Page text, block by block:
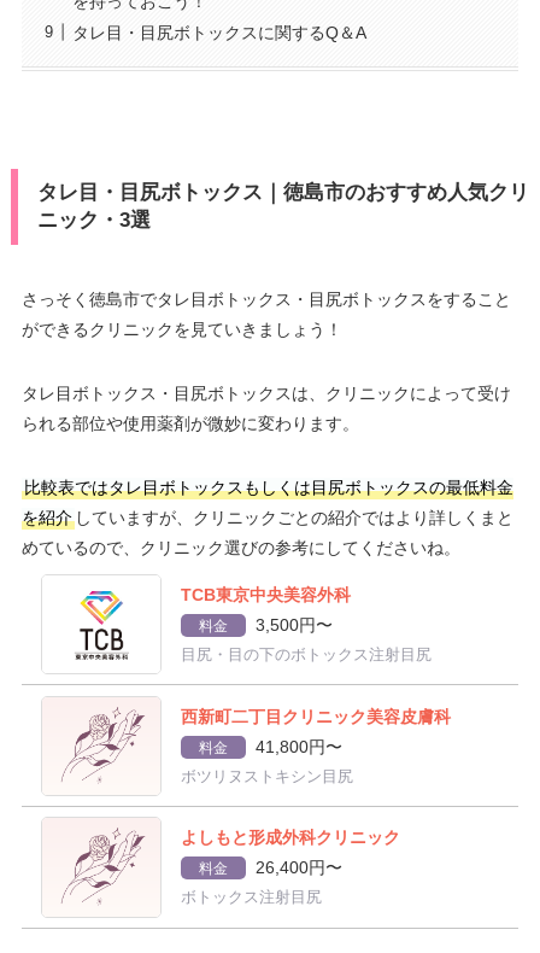
タレ目・目尻ボトックスに関するQ＆A
タレ目・目尻ボトックス｜徳島市のおすすめ人気クリ
ニック・3選
さっそく徳島市でタレ目ボトックス・目尻ボトックスをすること
ができるクリニックを見ていきましょう！
タレ目ボトックス・目尻ボトックスは、クリニックによって受け
られる部位や使用薬剤が微妙に変わります。
比較表ではタレ目ボトックスもしくは目尻ボトックスの最低料金
を紹介していますが、クリニックごとの紹介ではより詳しくまと
めているので、クリニック選びの参考にしてくださいね。
TCB東京中央美容外科
料金 3,500円〜
目尻・目の下のボトックス注射目尻
西新町二丁目クリニック美容皮膚科
料金 41,800円〜
ボツリヌストキシン目尻
よしもと形成外科クリニック
料金 26,400円〜
ボトックス注射目尻